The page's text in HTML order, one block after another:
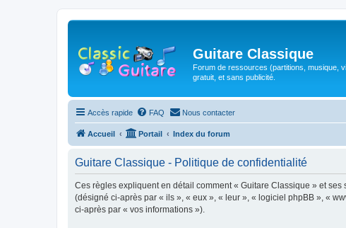
Guitare Classique
Forum de ressources (partitions, musique,
gratuit, et sans publicité.
Accès rapide FAQ Nous contacter
Accueil Portail Index du forum
Guitare Classique - Politique de confidentialité
Ces règles expliquent en détail comment « Guitare Classique » et
(désigné ci-après par « ils », « eux », « leur », « logiciel phpBB », «
ci-après par « vos informations »).